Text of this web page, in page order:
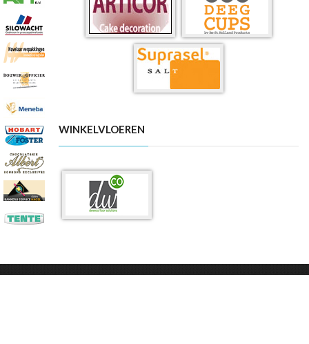
WINKELVLOEREN